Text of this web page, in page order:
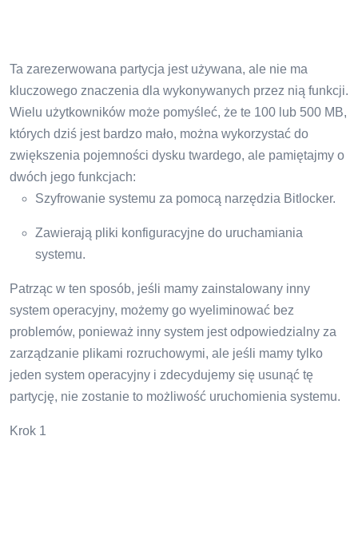
Ta zarezerwowana partycja jest używana, ale nie ma
kluczowego znaczenia dla wykonywanych przez nią funkcji.
Wielu użytkowników może pomyśleć, że te 100 lub 500 MB,
których dziś jest bardzo mało, można wykorzystać do
zwiększenia pojemności dysku twardego, ale pamiętajmy o
dwóch jego funkcjach:
Szyfrowanie systemu za pomocą narzędzia Bitlocker.
Zawierają pliki konfiguracyjne do uruchamiania
systemu.
Patrząc w ten sposób, jeśli mamy zainstalowany inny
system operacyjny, możemy go wyeliminować bez
problemów, ponieważ inny system jest odpowiedzialny za
zarządzanie plikami rozruchowymi, ale jeśli mamy tylko
jeden system operacyjny i zdecydujemy się usunąć tę
partycję, nie zostanie to możliwość uruchomienia systemu.
Krok 1